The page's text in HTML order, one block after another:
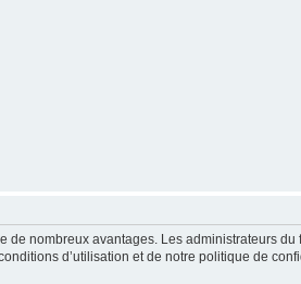
de nombreux avantages. Les administrateurs
d’utilisation et de notre politique de